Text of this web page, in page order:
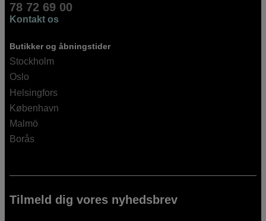
78 72 69 00
Kontakt os
Butikker og åbningstider
Stockholm
Oslo
Helsingfors
København
Malmö
Borås
Tilmeld dig vores nyhedsbrev